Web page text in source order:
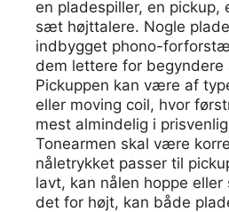
en pladespiller, en
sæt højttalere. Nogle
indbygget phono-
dem lettere for begyndere
Pickuppen kan være af
eller moving coil, hvor
mest almindelig i
Tonearmen skal være
nåletrykket passer til
lavt, kan nålen hoppe eller
det for højt, kan både